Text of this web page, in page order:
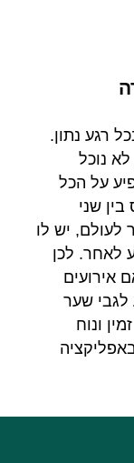
רגע נתון.
נוכל
על הכל
שני
לעולם, יש לו
לאחר. לכן
אירועים
לגבי שער
ונוח